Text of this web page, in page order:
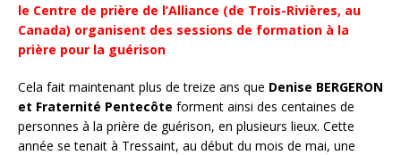
le Centre de prière de l’Alliance (de Trois-Rivières, au
Canada) organisent des sessions de formation à la
prière pour la guérison
Cela fait maintenant plus de treize ans que Denise BERGERON
et Fraternité Pentecôte forment ainsi des centaines de
personnes à la prière de guérison, en plusieurs lieux. Cette
année se tenait à Tressaint, au début du mois de mai, une